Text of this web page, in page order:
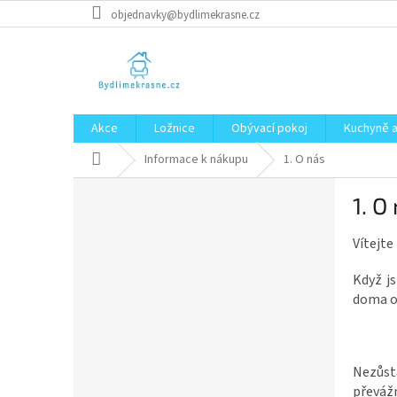
na
objednavky@bydlimekrasne.cz
Akce Ložnice Obývací pokoj Kuchyně
Domů Informace k nákupu 1. O nás
1. O
Vítejte
Když
doma